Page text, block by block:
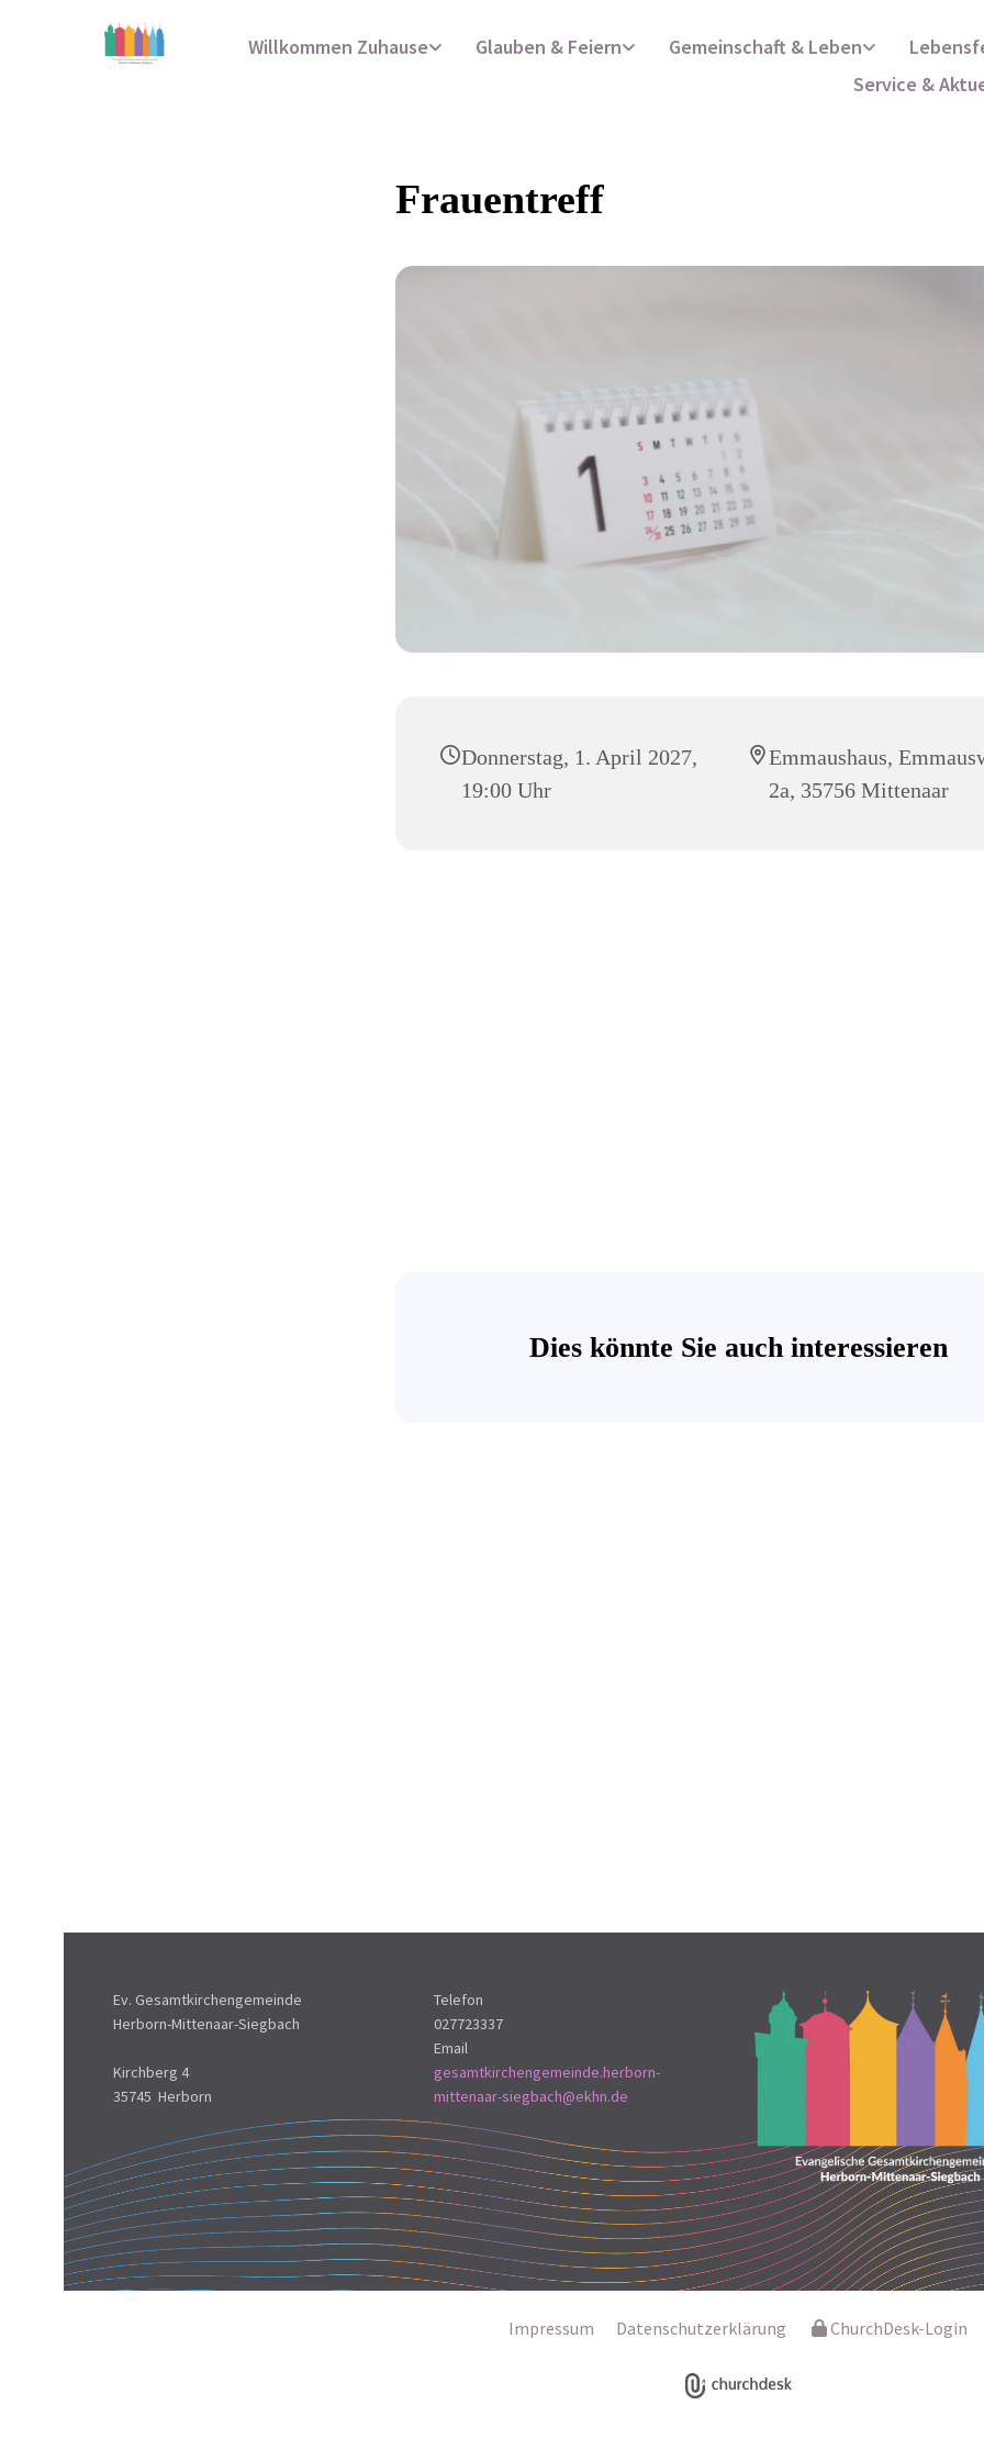
Willkommen Zuhause Glauben & Feiern Gemeinschaft & Leben
Service &
Frauentreff
Donnerstag, 1. April 2027,
19:00 Uhr
Emmaushaus,
2a, 35756 Mittenaar
Dies könnte Sie auch interessieren
Ev. Gesamtkirchengemeinde
Herborn-Mittenaar-Siegbach
Kirchberg 4
35745 Herborn
Telefon
027723337
Email
gesamtkirchengemeinde.herborn-
mittenaar-siegbach@ekhn.de
Impressum Datenschutzerklärung ChurchDesk-Login